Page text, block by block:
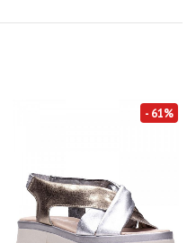
- 61%